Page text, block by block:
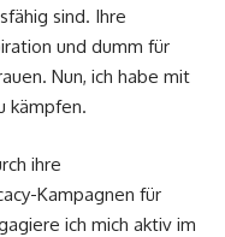
sind. Ihre
und dumm für
Nun, ich habe mit
kämpfen.
ihre
Kampagnen für
ich mich aktiv im